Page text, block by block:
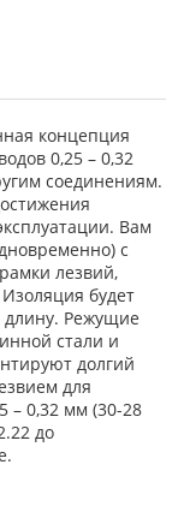
концепция
0,25 – 0,32
соединениям.
Вам
с
лезвий,
будет
Режущие
стали и
долгий
для
– 0,32 мм (30-28
до